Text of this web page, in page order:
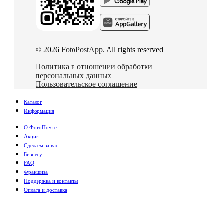
© 2026 FotoPostApp. All rights reserved
Политика в отношении обработки
персональных данных
Пользовательское соглашение
Каталог
Информация
О ФотоПочте
Акции
Сделаем за вас
Бизнесу
FAQ
Франшиза
Поддержка и контакты
Оплата и доставка